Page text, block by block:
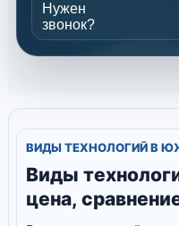
Нужен
звонок?
ВИДЫ ТЕХНОЛОГИЙ В
Виды
цена,